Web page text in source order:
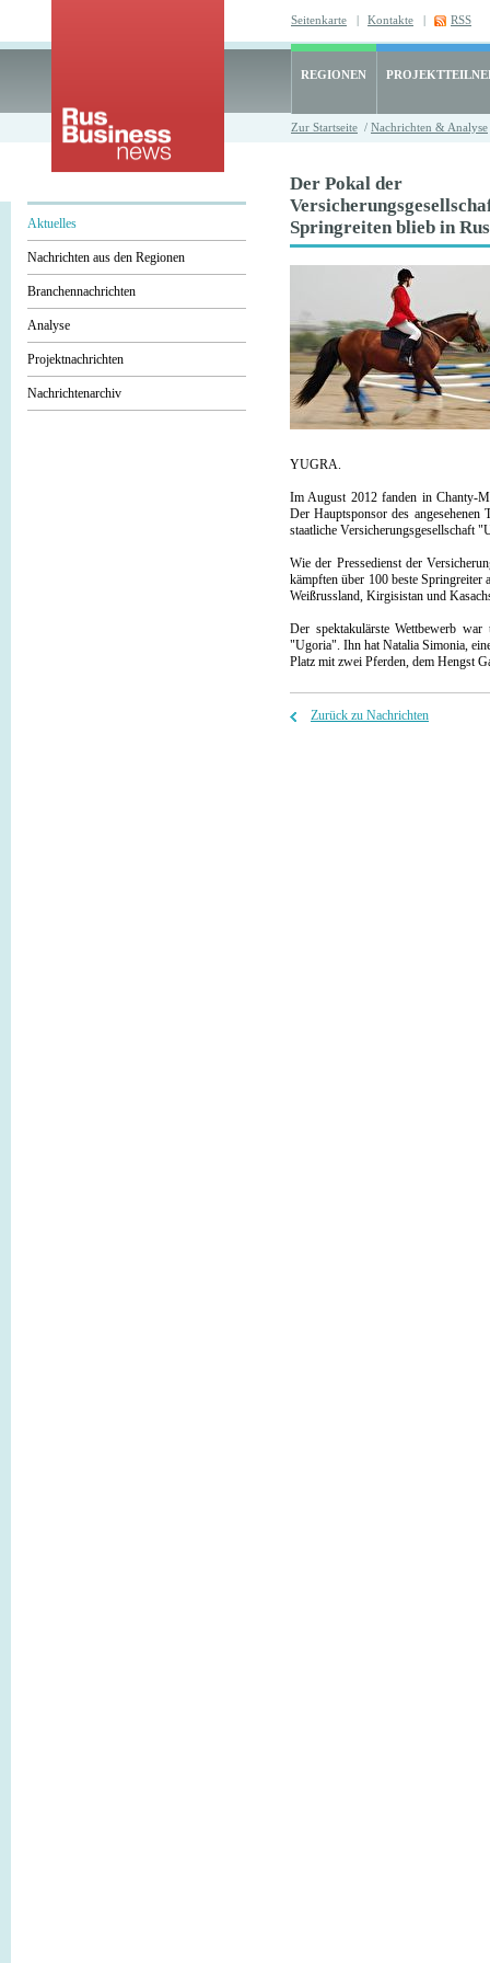
Seitenkarte | Kontakte | RSS
REGIONEN
Zur Startseite / Nachrichten & Analyse
Aktuelles
Nachrichten aus den Regionen
Branchennachrichten
Analyse
Projektnachrichten
Nachrichtenarchiv
Der Pokal der
Springreiten blieb in
YUGRA.
Im August 2012 fanden in Chanty-
Der Hauptsponsor des
staatliche Versicherungsgesellschaft
Wie der Pressedienst der
kämpften über 100 beste
Weißrussland, Kirgisistan und
Der spektakulärste Wettbewerb
"Ugoria". Ihn hat Natalia Simonia,
Platz mit zwei Pferden, dem Hengst
Zurück zu Nachrichten